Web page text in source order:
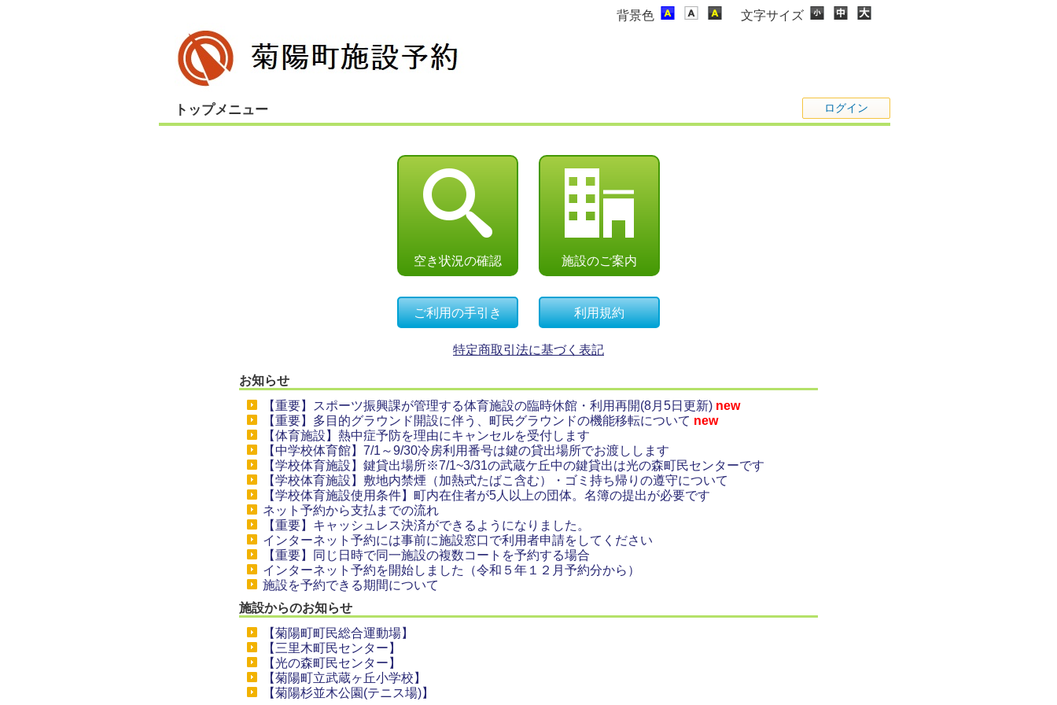
文字サイズ
背景色
トップメニュー ログイン
空き状況の確認 施設のご案内
ご利用の手引き 利用規約
特定商取引法に基づく表記
お知らせ
【重要】スポーツ振興課が管理する体育施設の臨時休館・利用再開(8月5日更新) new
【重要】多目的グラウンド開設に伴う、町民グラウンドの機能移転について new
【体育施設】熱中症予防を理由にキャンセルを受付します
【中学校体育館】7/1～9/30冷房利用番号は鍵の貸出場所でお渡しします
【学校体育施設】鍵貸出場所※7/1~3/31の武蔵ケ丘中の鍵貸出は光の森町民センターです
【学校体育施設】敷地内禁煙（加熱式たばこ含む）・ゴミ持ち帰りの遵守について
【学校体育施設使用条件】町内在住者が5人以上の団体。名簿の提出が必要です
ネット予約から支払までの流れ
【重要】キャッシュレス決済ができるようになりました。
インターネット予約には事前に施設窓口で利用者申請をしてください
【重要】同じ日時で同一施設の複数コートを予約する場合
インターネット予約を開始しました（令和５年１２月予約分から）
施設を予約できる期間について
施設からのお知らせ
【菊陽町町民総合運動場】
【三里木町民センター】
【光の森町民センター】
【菊陽町立武蔵ヶ丘小学校】
【菊陽杉並木公園(テニス場)】